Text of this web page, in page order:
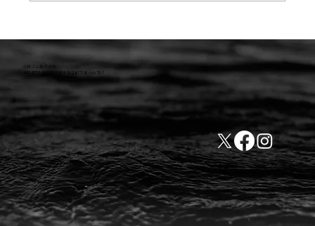
らせ
小林ゴム株式会社
441-8016 愛知県豊橋市新栄町字東小向76-1
TEL:0532-31-4646
FAX:0532-32-6810
​会社概要
​利用規約